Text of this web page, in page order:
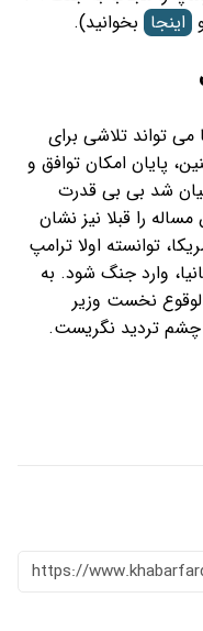
اینجا بخوانید).
می تواند تلاشی برای
پایان امکان توافق و
شد بی بی قدرت
را قبلا نیز نشان
توانسته اولا ترامپ
وارد جنگ شود. به
نخست وزیر
چشم تردید نگریست.
https://